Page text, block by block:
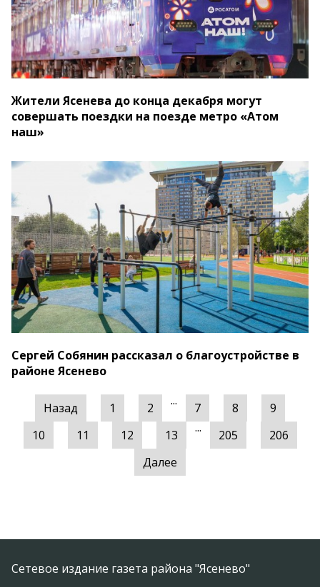
Жители Ясенева до конца декабря могут
совершать поездки на поезде метро «Атом
наш»
Сергей Собянин рассказал о благоустройстве в
районе Ясенево
Назад 1 2 ... 7 8
9
10
11 12 13 ... 205
206
Далее
Сетевое издание газета района "Ясенево"